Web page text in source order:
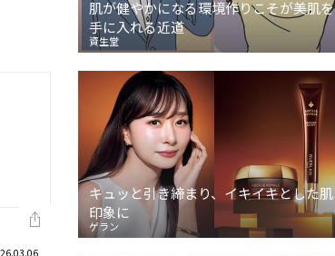
肌が健やかになる環境作りこそが美肌を
手に入れる近道
資生堂
キュッと引き締まり、イキイキとした肌
印象に
ゲラン